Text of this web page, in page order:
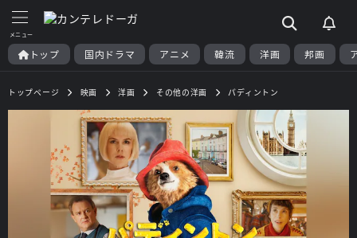
トップ 国内ドラマ アニメ 韓流 洋画 邦画
トップページ 映画 洋画 その他の洋画 パディントン